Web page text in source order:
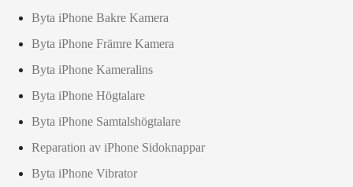
Byta iPhone Bakre Kamera
Byta iPhone Främre Kamera
Byta iPhone Kameralins
Byta iPhone Högtalare
Byta iPhone Samtalshögtalare
Reparation av iPhone Sidoknappar
Byta iPhone Vibrator